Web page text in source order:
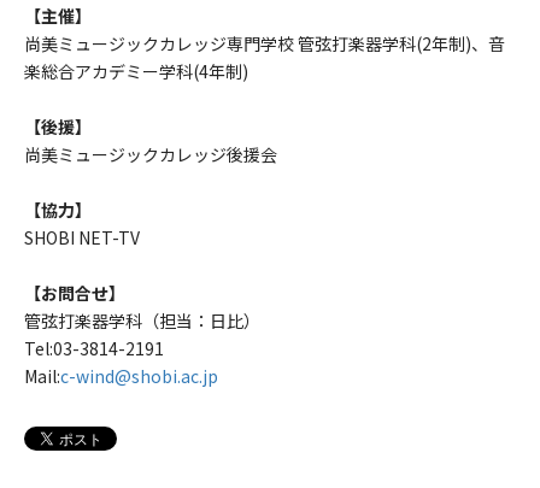
【主催】
尚美ミュージックカレッジ専門学校 管弦打楽器学科(2年制)、音
楽総合アカデミー学科(4年制)
【後援】
尚美ミュージックカレッジ後援会
【協力】
SHOBI NET-TV
【お問合せ】
管弦打楽器学科（担当：日比）
Tel:03-3814-2191
Mail:c-wind@shobi.ac.jp